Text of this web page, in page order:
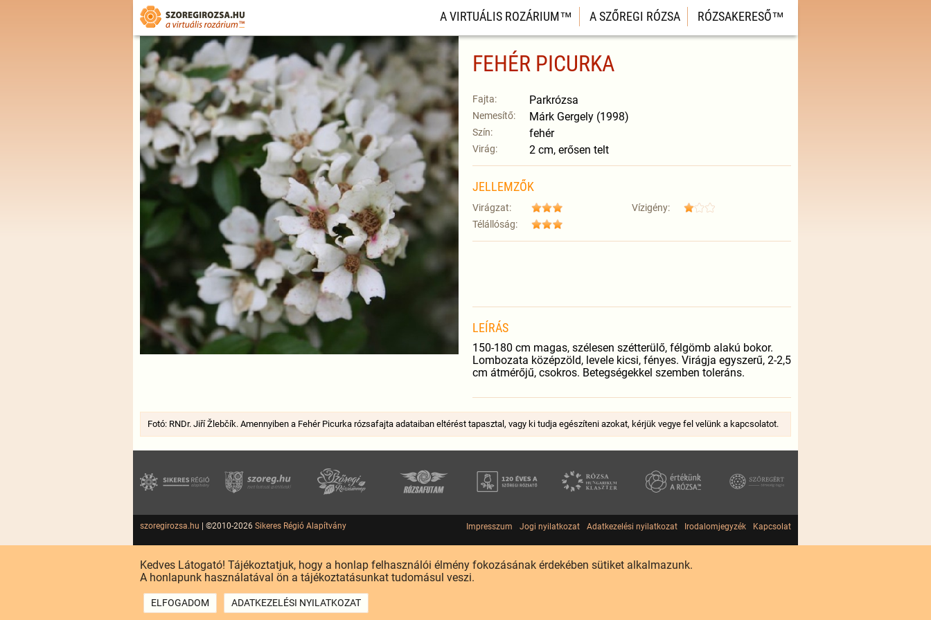
A VIRTUÁLIS ROZÁRIUM™ A SZŐREGI RÓZSA RÓZSAKERESŐ™
FEHÉR PICURKA
Fajta: Parkrózsa
Nemesítő: Márk Gergely (1998)
Szín: fehér
Virág: 2 cm, erősen telt
JELLEMZŐK
Virágzat:
Télállóság:
Vízigény:
LEÍRÁS
150-180 cm magas, szélesen szétterülő, félgömb alakú bokor.
Lombozata középzöld, levele kicsi, fényes. Virágja egyszerű, 2-2,5
cm átmérőjű, csokros. Betegségekkel szemben toleráns.
Fotó: RNDr. Jiří Žlebčík. Amennyiben a Fehér Picurka rózsafajta adataiban eltérést tapasztal, vagy ki tudja egészíteni azokat, kérjük vegye fel velünk a kapcsolatot.
szoregirozsa.hu | ©2010-2026 Sikeres Régió Alapítvány Impresszum Jogi nyilatkozat Adatkezelési nyilatkozat Irodalomjegyzék Kapcsolat
Kedves Látogató! Tájékoztatjuk, hogy a honlap felhasználói élmény fokozásának érdekében sütiket alkalmazunk.
A honlapunk használatával ön a tájékoztatásunkat tudomásul veszi.
ELFOGADOM ADATKEZELÉSI NYILATKOZAT